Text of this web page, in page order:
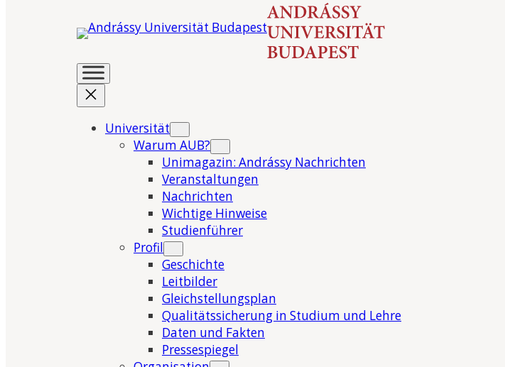
Universität
Warum AUB?
Unimagazin: Andrássy Nachrichten
Veranstaltungen
Nachrichten
Wichtige Hinweise
Studienführer
Profil
Geschichte
Leitbilder
Gleichstellungsplan
Qualitätssicherung in Studium und Lehre
Daten und Fakten
Pressespiegel